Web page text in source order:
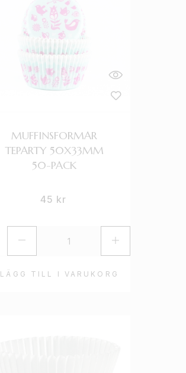
LÄGG TILL I VARUKORG
MUFFINSFORMAR
TEPARTY 50X33MM
50-PACK
45 kr